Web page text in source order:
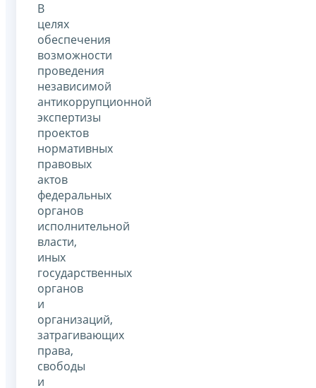
В
целях
обеспечения
возможности
проведения
независимой
антикоррупционной
экспертизы
проектов
нормативных
правовых
актов
федеральных
органов
исполнительной
власти,
иных
государственных
органов
и
организаций,
затрагивающих
права,
свободы
и